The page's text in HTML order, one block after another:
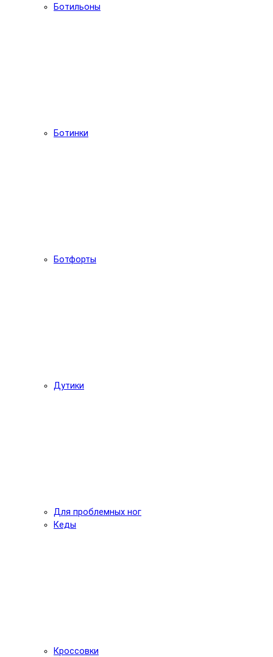
Ботильоны
Ботинки
Ботфорты
Дутики
Для проблемных ног
Кеды
Кроссовки